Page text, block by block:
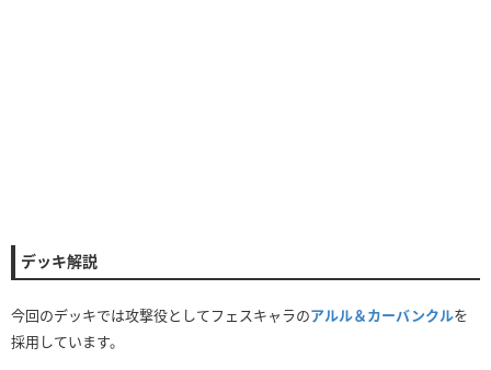
デッキ解説
今回のデッキでは攻撃役としてフェスキャラのアルル＆カーバンクルを
採用しています。